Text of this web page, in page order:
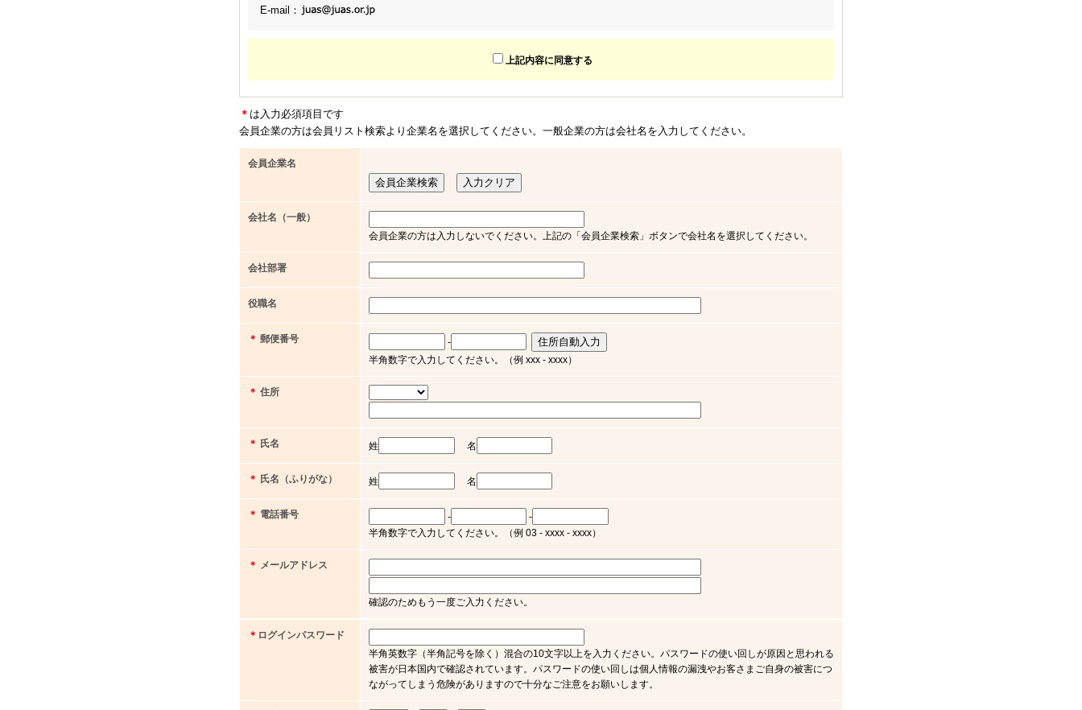
E-mail：
上記内容に同意する
＊ は入力必須項目です
会員企業の方は会員リスト検索より企業名を選択してください。一般企業の方は会社名を入力してください。
会員企業名
会社名（一般）
会員企業の方は入力しないでください。上記の「会員企業検索」ボタンで会社名を選択してください。
会社部署
役職名
＊ 郵便番号
-
半角数字で入力してください。（例 xxx - xxxx）
＊ 住所
＊ 氏名 姓 名
＊ 氏名（ふりがな） 姓 名
＊ 電話番号 -
-
半角数字で入力してください。（例 03 - xxxx - xxxx）
＊ メールアドレス
確認のためもう一度ご入力ください。
＊ ログインパスワード
半角英数字（半角記号を除く）混合の10文字以上を入力ください。パスワードの使い回しが原因と思われる
被害が日本国内で確認されています。パスワードの使い回しは個人情報の漏洩やお客さまご自身の被害につ
ながってしまう危険がありますので十分なご注意をお願いします。